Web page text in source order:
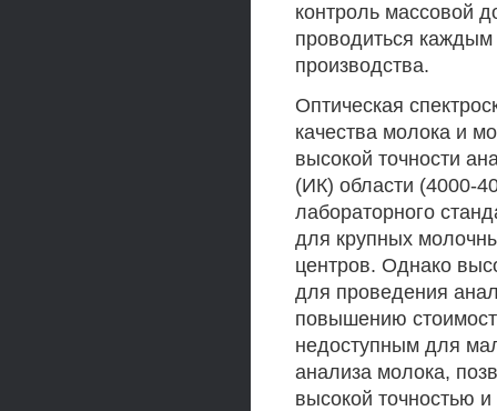
контроль массовой
проводиться
производства.
Оптическая
качества молока и
высокой точности
(ИК) области (4000-
лабораторного
для крупных
центров. Однако
для проведения
повышению
недоступным для
анализа молока,
высокой точностью